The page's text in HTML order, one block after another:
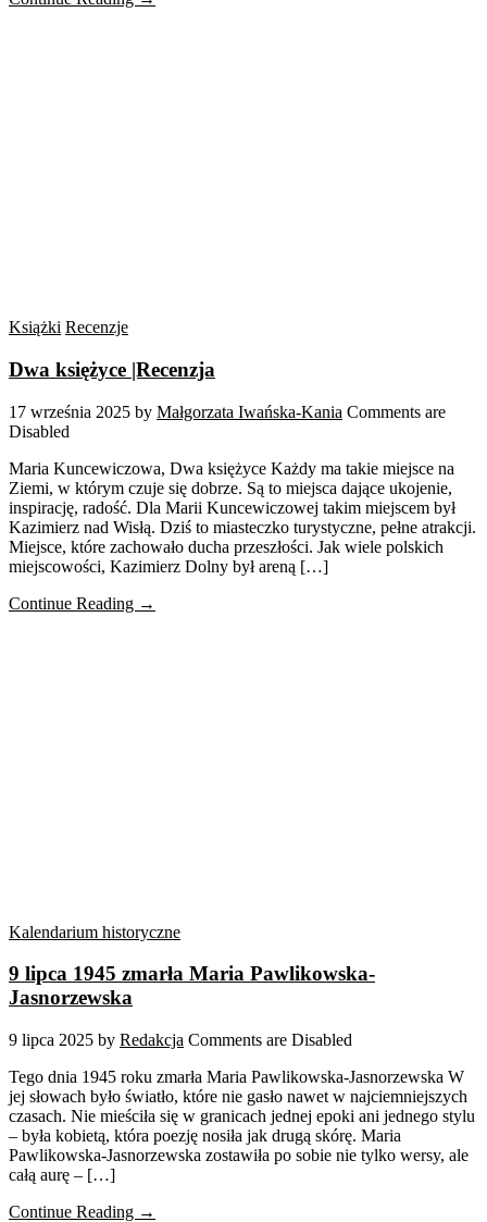
Książki Recenzje
Dwa księżyce |Recenzja
17 września 2025 by Małgorzata Iwańska-Kania Comments are
Disabled
Maria Kuncewiczowa, Dwa księżyce Każdy ma takie miejsce na
Ziemi, w którym czuje się dobrze. Są to miejsca dające ukojenie,
inspirację, radość. Dla Marii Kuncewiczowej takim miejscem był
Kazimierz nad Wisłą. Dziś to miasteczko turystyczne, pełne atrakcji.
Miejsce, które zachowało ducha przeszłości. Jak wiele polskich
miejscowości, Kazimierz Dolny był areną […]
Continue Reading →
Kalendarium historyczne
9 lipca 1945 zmarła Maria Pawlikowska-
Jasnorzewska
9 lipca 2025 by Redakcja Comments are Disabled
Tego dnia 1945 roku zmarła Maria Pawlikowska-Jasnorzewska W
jej słowach było światło, które nie gasło nawet w najciemniejszych
czasach. Nie mieściła się w granicach jednej epoki ani jednego stylu
– była kobietą, która poezję nosiła jak drugą skórę. Maria
Pawlikowska-Jasnorzewska zostawiła po sobie nie tylko wersy, ale
całą aurę – […]
Continue Reading →